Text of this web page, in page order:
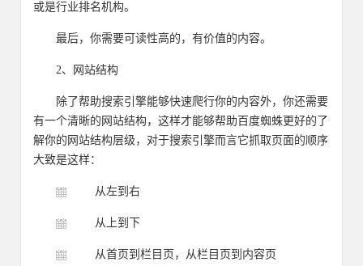
或是行业排名机构。
最后，你需要可读性高的，有价值的内容。
2、网站结构
除了帮助搜索引擎能够快速爬行你的内容外，你还需要
有一个清晰的网站结构，这样才能够帮助百度蜘蛛更好的了
解你的网站结构层级，对于搜索引擎而言它抓取页面的顺序
大致是这样：
从左到右
从上到下
从首页到栏目页，从栏目页到内容页